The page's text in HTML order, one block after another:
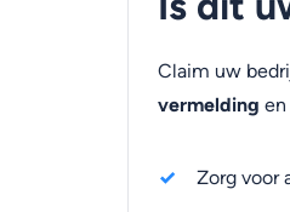
Claim uw
vermelding
Zorg voor